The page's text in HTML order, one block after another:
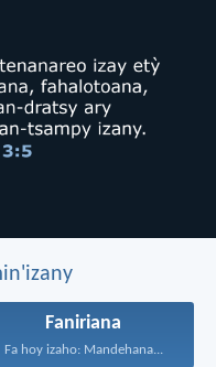
Faniriana
Fa hoy izaho: Mandehana...